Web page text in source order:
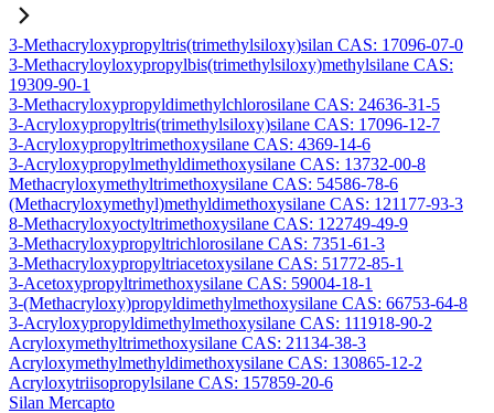
3-Methacryloxypropyltris(trimethylsiloxy)silan CAS: 17096-07-0
3-Methacryloyloxypropylbis(trimethylsiloxy)methylsilane CAS:
19309-90-1
3-Methacryloxypropyldimethylchlorosilane CAS: 24636-31-5
3-Acryloxypropyltris(trimethylsiloxy)silane CAS: 17096-12-7
3-Acryloxypropyltrimethoxysilane CAS: 4369-14-6
3-Acryloxypropylmethyldimethoxysilane CAS: 13732-00-8
Methacryloxymethyltrimethoxysilane CAS: 54586-78-6
(Methacryloxymethyl)methyldimethoxysilane CAS: 121177-93-3
8-Methacryloxyoctyltrimethoxysilane CAS: 122749-49-9
3-Methacryloxypropyltrichlorosilane CAS: 7351-61-3
3-Methacryloxypropyltriacetoxysilane CAS: 51772-85-1
3-Acetoxypropyltrimethoxysilane CAS: 59004-18-1
3-(Methacryloxy)propyldimethylmethoxysilane CAS: 66753-64-8
3-Acryloxypropyldimethylmethoxysilane CAS: 111918-90-2
Acryloxymethyltrimethoxysilane CAS: 21134-38-3
Acryloxymethylmethyldimethoxysilane CAS: 130865-12-2
Acryloxytriisopropylsilane CAS: 157859-20-6
Silan Mercapto